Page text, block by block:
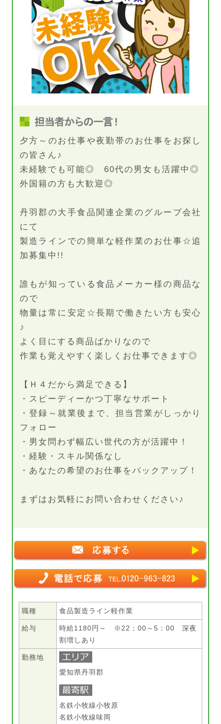
夕方～のお仕事や夜勤帯のお仕事をお探し
の皆さん♪
未経験でも可能◎ 60代の男女も活躍中◎
外国籍の方も大歓迎◎
丹羽郡の大手食品関連企業のグループ会社
にて
製造ラインでの簡単な軽作業のお仕事☆追
加募集中!!
誰もが知っている食品メーカー様の商品な
ので
物量は常に安定☆長期で働きたい方も安心
♪
よく目にする商品ばかりなので
作業も覚えやすく楽しくお仕事できます◎
【Ｈ４だから満足できる】
・スピーディーかつ丁寧なサポート
・登録～就業後まで、担当営業がしっかり
フォロー
・男女問わず幅広い世代の方が活躍中！
・経験・スキル関係なし
・あなたの希望のお仕事をバックアップ！
まずはお気軽にお問い合わせください♪
職種 食品製造ライン軽作業
給与
時給1180円～ ※22：00～5：00 深夜
割増しあり
勤務地
愛知県丹羽郡
名鉄小牧線小牧原
名鉄小牧線味岡